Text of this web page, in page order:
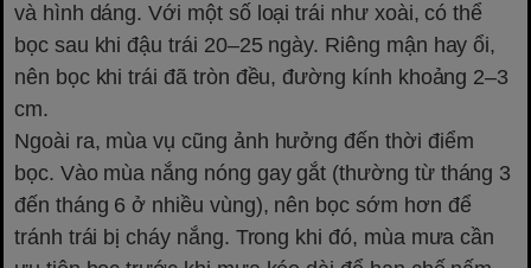
và hình dáng. Với một số loại trái như xoài, có thể
bọc sau khi đậu trái 20–25 ngày. Riêng mận hay ổi,
nên bọc khi trái đã tròn đều, đường kính khoảng 2–3
cm.
Ngoài ra, mùa vụ cũng ảnh hưởng đến thời điểm
bọc. Vào mùa nắng nóng gay gắt (thường từ tháng 3
đến tháng 6 ở nhiều vùng), nên bọc sớm hơn để
tránh trái bị cháy nắng. Trong khi đó, mùa mưa cần